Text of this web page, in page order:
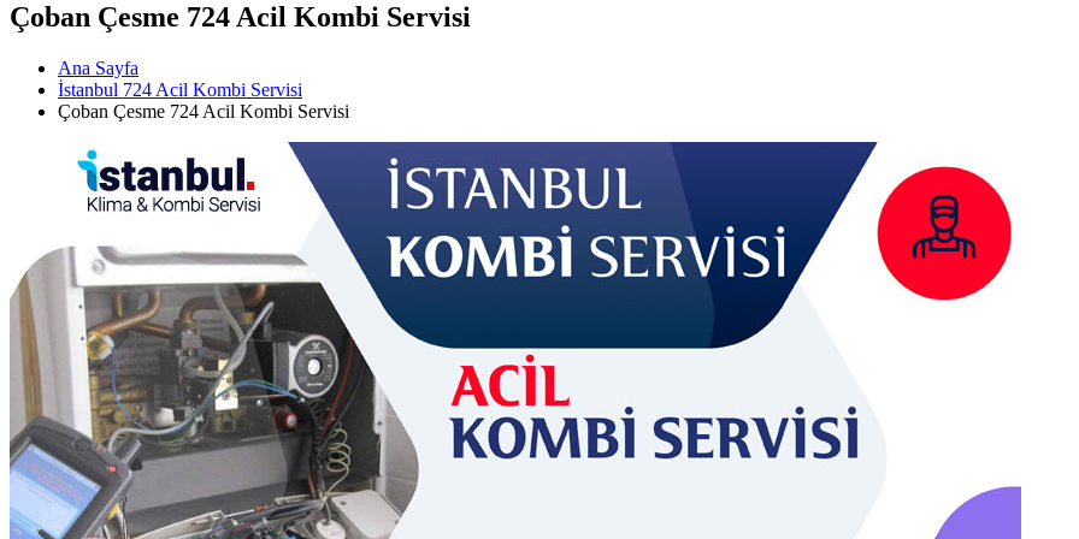
Çoban Çesme 724 Acil Kombi Servisi
Ana Sayfa
İstanbul 724 Acil Kombi Servisi
Çoban Çesme 724 Acil Kombi Servisi